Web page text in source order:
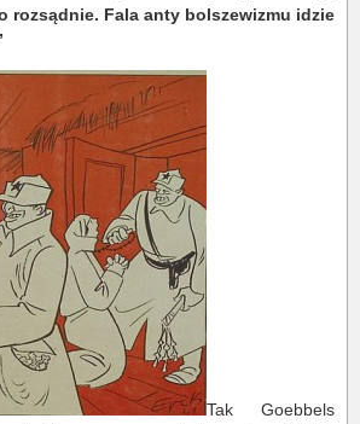
rozsądnie. Fala anty bolszewizmu idzie
Tak Goebbels